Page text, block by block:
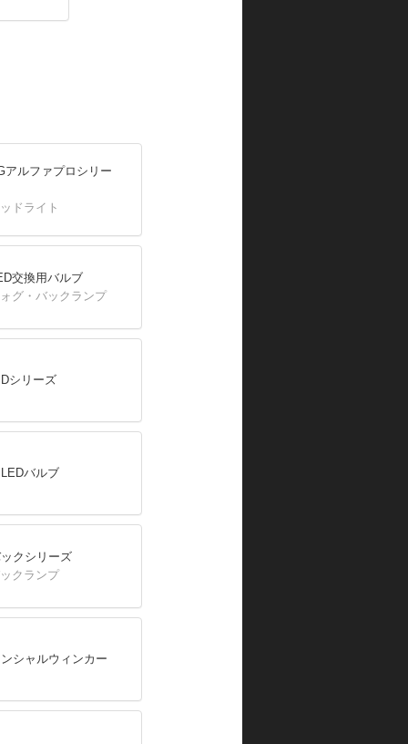
アルファプロシリー
ドライト
交換用バルブ
グ・バックランプ
シリーズ
バルブ
クシリーズ
クランプ
シャルウィンカー